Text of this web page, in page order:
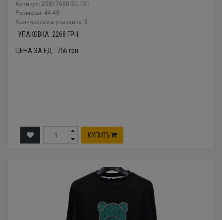
Артикул: 25817690 30-131
Размеры: 44-48
Количество в упаковке: 3
УПАКОВКА: 2268 ГРН.
ЦЕНА ЗА ЕД.: 756 грн.
КУПИТЬ